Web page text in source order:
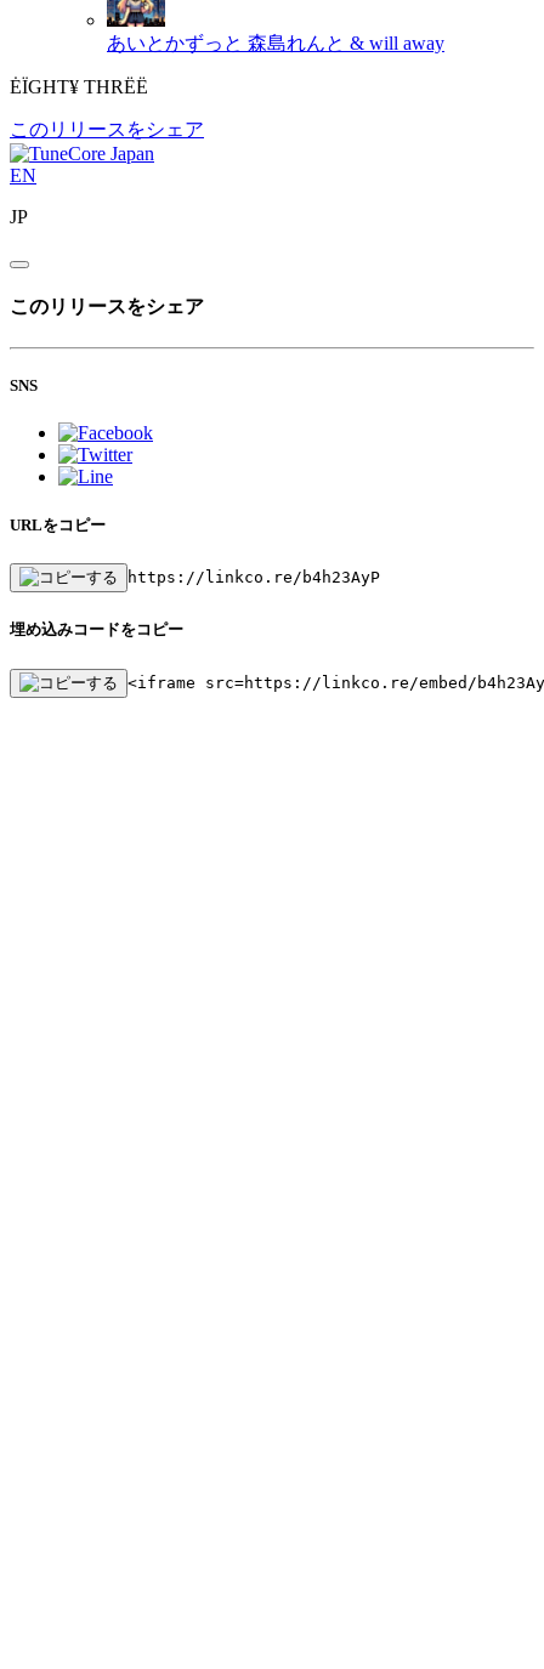
あいとかずっと 森島れんと & will away
ĖÏGHT¥ THRËË
このリリースをシェア
EN
JP
このリリースをシェア
SNS
URLをコピー
https://linkco.re/b4h23AyP
埋め込みコードをコピー
<iframe src=https://linkco.re/embed/